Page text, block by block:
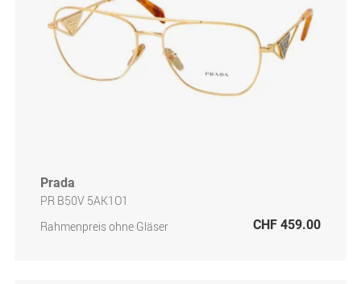
Prada
PR B50V 5AK1O1
Rahmenpreis ohne Gläser
CHF 459.00